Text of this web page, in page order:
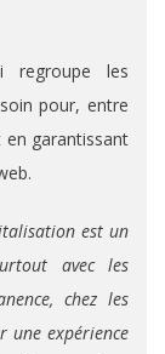
regroupe les
pour, entre
garantissant
est un
avec les
chez les
une expérience